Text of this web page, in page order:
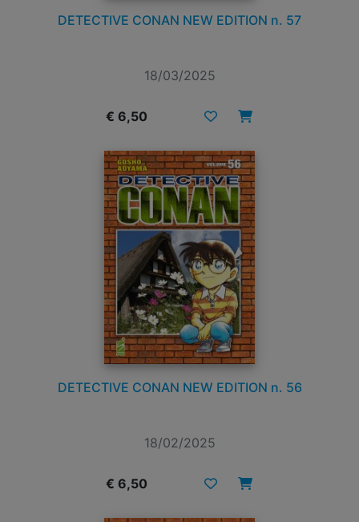
DETECTIVE CONAN NEW EDITION n. 57
18/03/2025
€ 6,50
DETECTIVE CONAN NEW EDITION n. 56
18/02/2025
€ 6,50